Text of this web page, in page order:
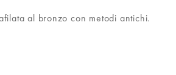
al bronzo con metodi antichi.